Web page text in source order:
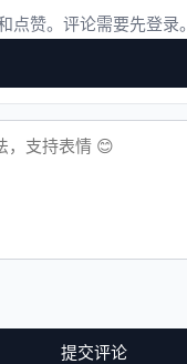
点赞。评论需要先登录。
提交评论